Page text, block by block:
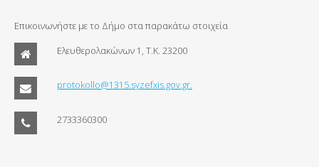
Επικοινωνήστε με το Δήμο στα παρακάτω στοιχεία
Ελευθερολακώνων 1, Τ.Κ. 23200
protokollo@1315.syzefxis.gov.gr.
2733360300